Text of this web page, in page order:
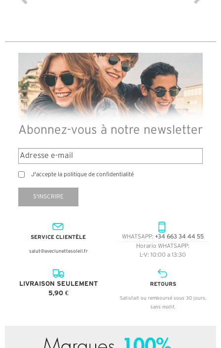
Abonnez-vous à notre newsletter
J'accepte la politique de confidentialité
S'INSCRIRE
SERVICE CLIENTÈLE
salut@aveclunettesoleil.fr
WHATSAPP: +34 663 34 44 55
Horario WHATSAPP:
L-V: 10:00 a 13:30
LIVRAISON SEULEMENT
5,90 €
RETOURS
Satisfait ou remboursé sous 30 jours,
sans motif.